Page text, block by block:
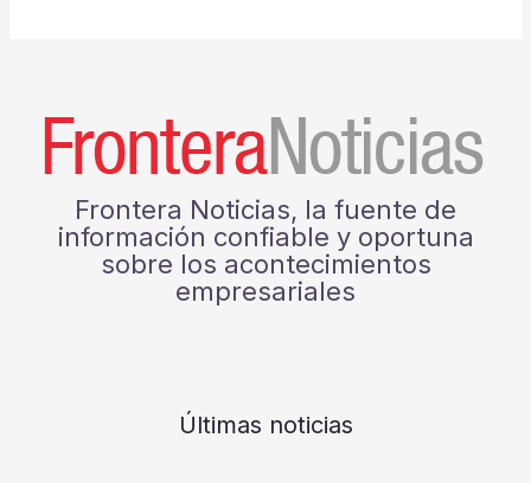
Frontera Noticias, la fuente de
información confiable y oportuna
sobre los acontecimientos
empresariales
Últimas noticias